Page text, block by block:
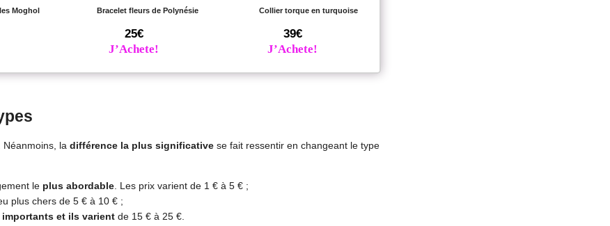
Moghol Bracelet fleurs de Polynésie
25€
J’Achete!
Collier torque en turquoise
39€
J’Achete!
Néanmoins, la différence la plus significative se fait ressentir en changeant le type
le plus abordable . Les prix varient de 1 € à 5 € ;
plus chers de 5 € à 10 € ;
et ils varient de 15 € à 25 €.